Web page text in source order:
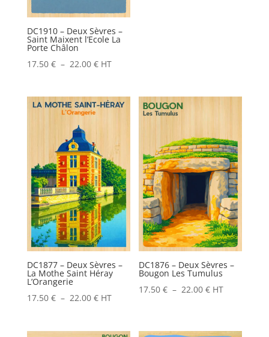
DC1910 – Deux Sèvres –
Saint Maixent l’Ecole La
Porte Châlon
17.50 € – 22.00 €Plage
prix :
17.50 €
HT
DC1877 – Deux Sèvres –
La Mothe Saint Héray
L’Orangerie
17.50 € – 22.00 €Plage
prix :
HT
DC1876 – Deux Sèvres –
Bougon Les Tumulus
17.50€ – 22.00€Plage
HT